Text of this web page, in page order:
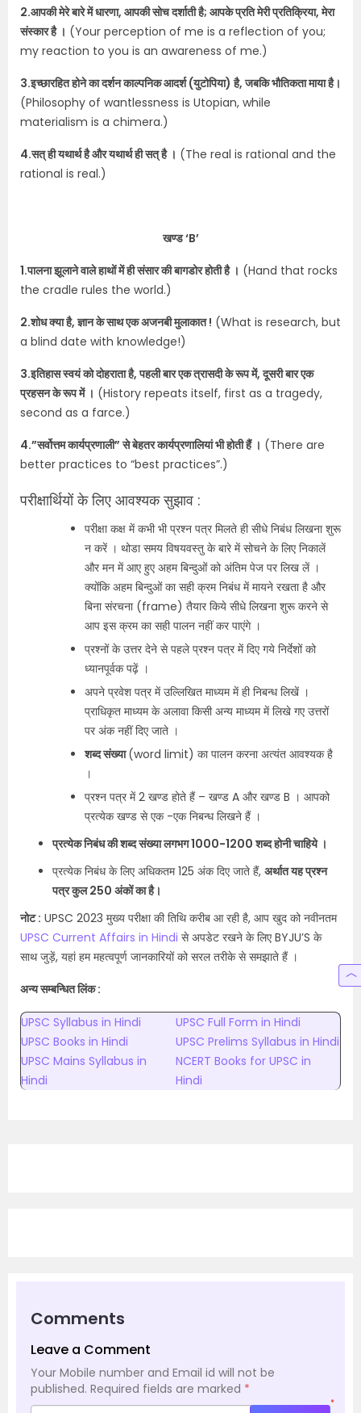
2.आपकी मेरे बारे में धारणा, आपकी सोच दर्शाती है; आपके प्रति मेरी प्रतिक्रिया, मेरा
संस्कार है । (Your perception of me is a reflection of you;
my reaction to you is an awareness of me.)
3.इच्छारहित होने का दर्शन काल्पनिक आदर्श (युटोपिया) है, जबकि भौतिकता माया है।
(Philosophy of wantlessness is Utopian, while
materialism is a chimera.)
4.सत् ही यथार्थ है और यथार्थ ही सत् है । (The real is rational and the
rational is real.)
खण्ड ‘B’
1.पालना झूलाने वाले हाथों में ही संसार की बागडोर होती है । (Hand that rocks
the cradle rules the world.)
2.शोध क्या है, ज्ञान के साथ एक अजनबी मुलाकात ! (What is research, but
a blind date with knowledge!)
3.इतिहास स्वयं को दोहराता है, पहली बार एक त्रासदी के रूप में, दूसरी बार एक
प्रहसन के रूप में । (History repeats itself, first as a tragedy,
second as a farce.)
4.”सर्वोत्तम कार्यप्रणाली” से बेहतर कार्यप्रणालियां भी होती हैं । (There are
better practices to “best practices”.)
परीक्षार्थियों के लिए आवश्यक सुझाव :
परीक्षा कक्ष में कभी भी प्रश्न पत्र मिलते ही सीधे निबंध लिखना शुरू
न करें । थोडा समय विषयवस्तु के बारे में सोचने के लिए निकालें
और मन में आए हुए अहम बिन्दुओं को अंतिम पेज पर लिख लें ।
क्योंकि अहम बिन्दुओं का सही क्रम निबंध में मायने रखता है और
बिना संरचना (frame) तैयार किये सीधे लिखना शुरू करने से
आप इस क्रम का सही पालन नहीं कर पाएंगे ।
प्रश्नों के उत्तर देने से पहले प्रश्न पत्र में दिए गये निर्देशों को
ध्यानपूर्वक पढ़ें ।
अपने प्रवेश पत्र में उल्लिखित माध्यम में ही निबन्ध लिखें ।
प्राधिकृत माध्यम के अलावा किसी अन्य माध्यम में लिखे गए उत्तरों
पर अंक नहीं दिए जाते ।
शब्द संख्या(word limit) का पालन करना अत्यंत आवश्यक है
।
प्रश्न पत्र में 2 खण्ड होते हैं – खण्ड A और खण्ड B । आपको
प्रत्येक खण्ड से एक -एक निबन्ध लिखने हैं ।
प्रत्येक निबंध की शब्द संख्या लगभग 1000-1200 शब्द होनी चाहिये ।
प्रत्येक निबंध के लिए अधिकतम 125 अंक दिए जाते हैं, अर्थात यह प्रश्न
पत्र कुल 250 अंकों का है।
नोट : UPSC 2023 मुख्य परीक्षा की तिथि करीब आ रही है, आप खुद को नवीनतम
UPSC Current Affairs in Hindi से अपडेट रखने के लिए BYJU’S के
साथ जुड़ें, यहां हम महत्वपूर्ण जानकारियों को सरल तरीके से समझाते हैं ।
अन्य सम्बन्धित लिंक :
UPSC Syllabus in Hindi
UPSC Full Form in Hindi
UPSC Books in Hindi
UPSC Prelims Syllabus in Hindi
UPSC Mains Syllabus in
Hindi
NCERT Books for UPSC in
Hindi
Comments
Leave a Comment
Your Mobile number and Email id will not be
published. Required fields are marked *
*